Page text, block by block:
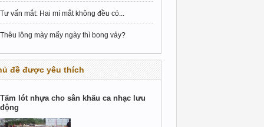
Tư vấn mắt: Hai mí mắt không đều có...
Thêu lông mày mấy ngày thì bong vảy?
đề được yêu thích
Tấm lót nhựa cho sân khấu ca nhạc lưu
động